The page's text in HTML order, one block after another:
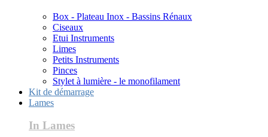
Box - Plateau Inox - Bassins Rénaux
Ciseaux
Etui Instruments
Limes
Petits Instruments
Pinces
Stylet à lumière - le monofilament
Kit de démarrage
Lames
In Lames